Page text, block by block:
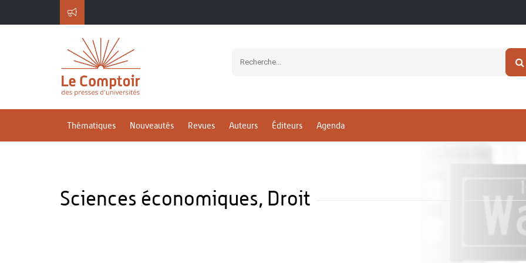
Thématiques Nouveautés Revues Auteurs Éditeurs Agenda
Sciences économiques, Droit